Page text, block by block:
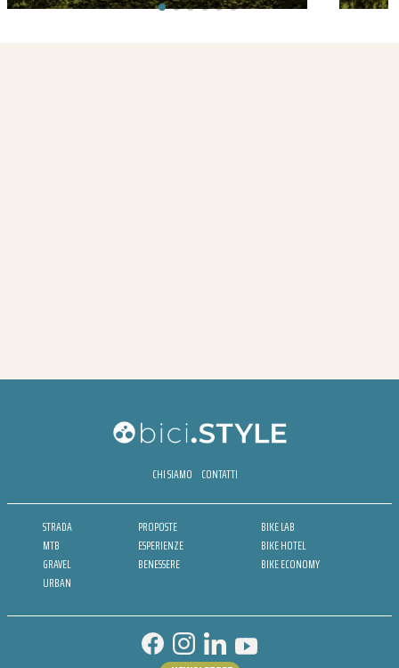
CHI SIAMO CONTATTI
STRADA
MTB
GRAVEL
URBAN
PROPOSTE
ESPERIENZE
BENESSERE
BIKE LAB
BIKE HOTEL
BIKE ECONOMY